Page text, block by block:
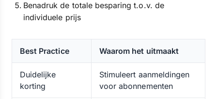
Benadruk de totale besparing t.o.v. de
individuele prijs
Best Practice Waarom het uitmaakt
Duidelijke
korting
Stimuleert aanmeldingen
voor abonnementen